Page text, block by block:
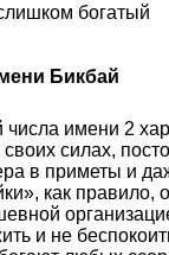
богатый
Бикбай
числа имени 2
силах,
в приметы и
как правило,
и не